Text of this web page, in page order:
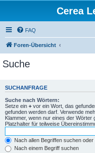
Cerea
FAQ
Foren-Übersicht
Suche
SUCHANFRAGE
Suche nach Wörtern:
Setze ein + vor ein Wort, das
gefunden werden darf. Verwende
Klammer, wenn nur eines der
Platzhalter für teilweise
Nach allen Begriffen suchen
Nach einem Begriff suchen